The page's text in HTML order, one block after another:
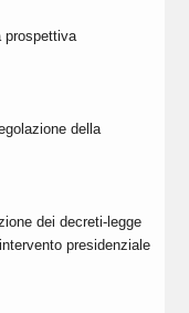
prospettiva
della
dei decreti-legge
presidenziale